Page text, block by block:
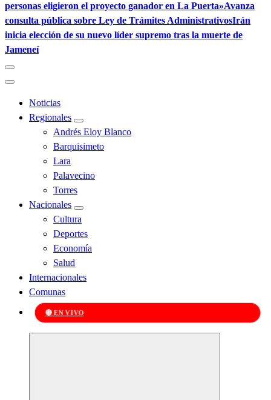
personas eligieron el proyecto ganador en La Puerta»Avanza
consulta pública sobre Ley de Trámites AdministrativosIrán
inicia elección de su nuevo líder supremo tras la muerte de
Jameneí
Noticias
Regionales
Andrés Eloy Blanco
Barquisimeto
Lara
Palavecino
Torres
Nacionales
Cultura
Deportes
Economía
Salud
Internacionales
Comunas
🔴 EN VIVO